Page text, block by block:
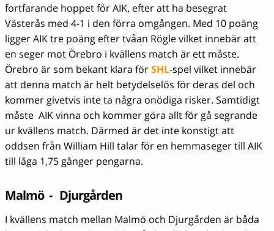
fortfarande hoppet för AIK, efter att ha besegrat
Västerås med 4-1 i den förra omgången. Med 10 poäng
ligger AIK tre poäng efter tvåan Rögle vilket innebär att
en seger mot Örebro i kvällens match är ett måste.
Örebro är som bekant klara förSHL-spel vilket innebär
att denna match är helt betydelselös för deras del och
kommer givetvis inte ta några onödiga risker. Samtidigt
måste AIK vinna och kommer göra allt för gå segrande
ur kvällens match. Därmed är det inte konstigt att
oddsen från William Hill talar för en hemmaseger till AIK
till låga 1,75 gånger pengarna.
Malmö - Djurgården
I kvällens match mellan Malmö och Djurgården är båda